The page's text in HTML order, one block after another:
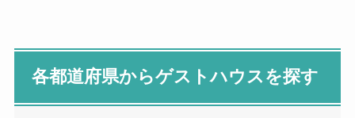
各都道府県からゲストハウスを探す